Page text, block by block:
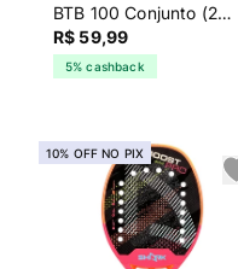
BTB 100 Conjunto (2
Unidades) Sandever
Laranja
R$ 59,99
5% cashback
10% OFF NO PIX